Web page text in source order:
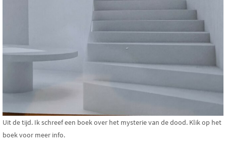
Uit de tijd. Ik schreef een boek over het mysterie van de dood. Klik op het
boek voor meer info.